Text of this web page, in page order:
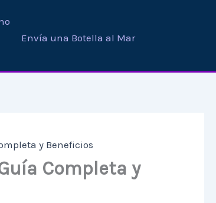
Envía una Botella al Mar
y Beneficios
Completa y